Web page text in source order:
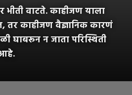
भीती वाटते. काहीजण याला
तर काहीजण वैज्ञानिक कारणं
घाबरून न जाता परिस्थिती